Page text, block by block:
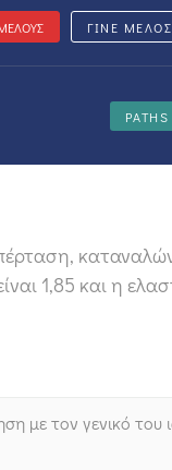
ΓΙΝΕ ΜΕΛΟΣ
PATHS
1,85 και η
με τον γενικό του